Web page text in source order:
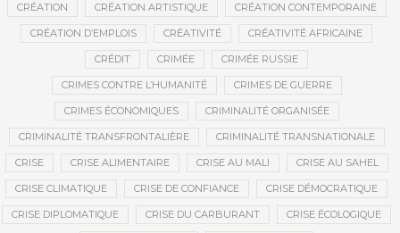
CRÉATION CRÉATION ARTISTIQUE CRÉATION CONTEMPORAINE
CRÉATION D’EMPLOIS CRÉATIVITÉ CRÉATIVITÉ AFRICAINE
CRÉDIT CRIMÉE CRIMÉE RUSSIE
CRIMES CONTRE L’HUMANITÉ CRIMES DE GUERRE
CRIMES ÉCONOMIQUES CRIMINALITÉ ORGANISÉE
CRIMINALITÉ TRANSFRONTALIÈRE CRIMINALITÉ TRANSNATIONALE
CRISE CRISE ALIMENTAIRE CRISE AU MALI CRISE AU SAHEL
CRISE CLIMATIQUE CRISE DE CONFIANCE CRISE DÉMOCRATIQUE
CRISE DIPLOMATIQUE CRISE DU CARBURANT CRISE ÉCOLOGIQUE